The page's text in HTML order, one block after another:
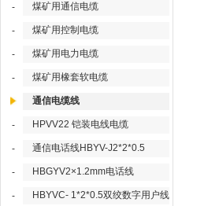
- 煤矿用通信电缆
- 煤矿用控制电缆
- 煤矿用电力电缆
- 煤矿用橡套软电缆
通信电缆线
- HPVV22 铠装电线电缆
- 通信电话线HBYV-J2*2*0.5
- HBGYV2×1.2mm电话线
- HBYVC- 1*2*0.5双绞数字用户线